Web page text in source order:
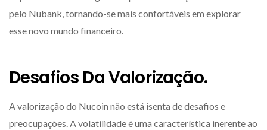
pelo Nubank, tornando-se mais confortáveis em explorar
esse novo mundo financeiro.
Desafios Da Valorização.
A valorização do Nucoin não está isenta de desafios e
preocupações. A volatilidade é uma característica inerente ao